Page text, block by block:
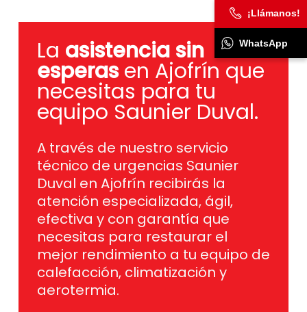
La asistencia sin
esperasen Ajofrín que
necesitas para tu
equipo Saunier Duval.
A través de nuestro servicio
técnico de urgencias Saunier
Duval en Ajofrín recibirás la
atención especializada, ágil,
efectiva y con garantía que
necesitas para restaurar el
mejor rendimiento a tu equipo de
calefacción, climatización y
aerotermia.
¡Llámanos!
WhatsApp